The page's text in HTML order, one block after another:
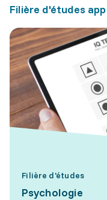
Filière d'études
Filière d'études
Psychologie